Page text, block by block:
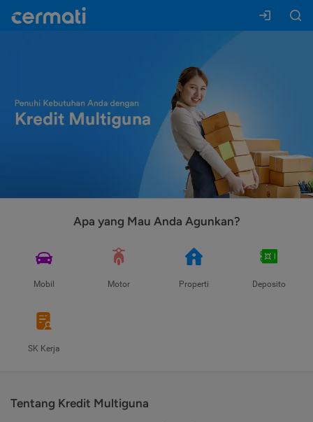
Apa yang Mau Anda Agunkan?
Mobil Motor Properti Deposito
SK Kerja
Tentang Kredit Multiguna